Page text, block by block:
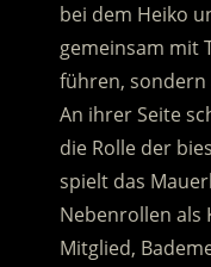
bei dem Heiko
gemeinsam mit
führen, sondern
An ihrer Seite
die Rolle der
spielt das
Nebenrollen als
Mitglied,